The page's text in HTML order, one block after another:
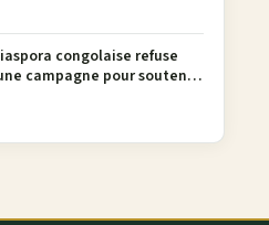
congolaise refuse
campagne pour soutenir
depuis Bruxelles